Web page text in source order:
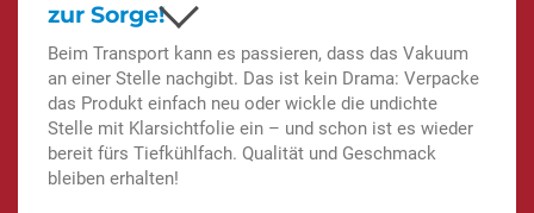
zur Sorge!
Beim Transport kann es passieren, dass das Vakuum
an einer Stelle nachgibt. Das ist kein Drama: Verpacke
das Produkt einfach neu oder wickle die undichte
Stelle mit Klarsichtfolie ein – und schon ist es wieder
bereit fürs Tiefkühlfach. Qualität und Geschmack
bleiben erhalten!